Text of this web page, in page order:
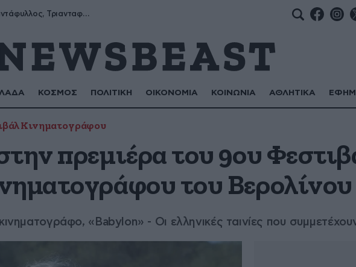
Μύρων, Τριαντάφυλλος, Τριανταφυλλιά, Φυλλιώ, Ρόζα
ΚΟΣΜΟΣ ΠΟΛΙΤΙΚΗ ΟΙΚΟΝΟΜΙΑ ΚΟΙΝΩΝΙΑ ΑΘΛΗΤΙΚΑ
Κινηματογράφου
πρεμιέρα του 9ου
του Βερολίνου
«Babylon» - Οι ελληνικές ταινίες που